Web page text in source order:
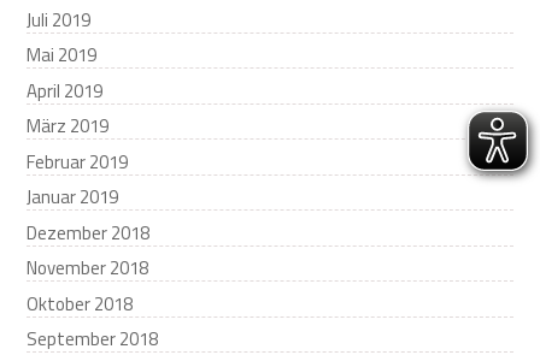
Juli 2019
Mai 2019
April 2019
März 2019
Februar 2019
Januar 2019
Dezember 2018
November 2018
Oktober 2018
September 2018